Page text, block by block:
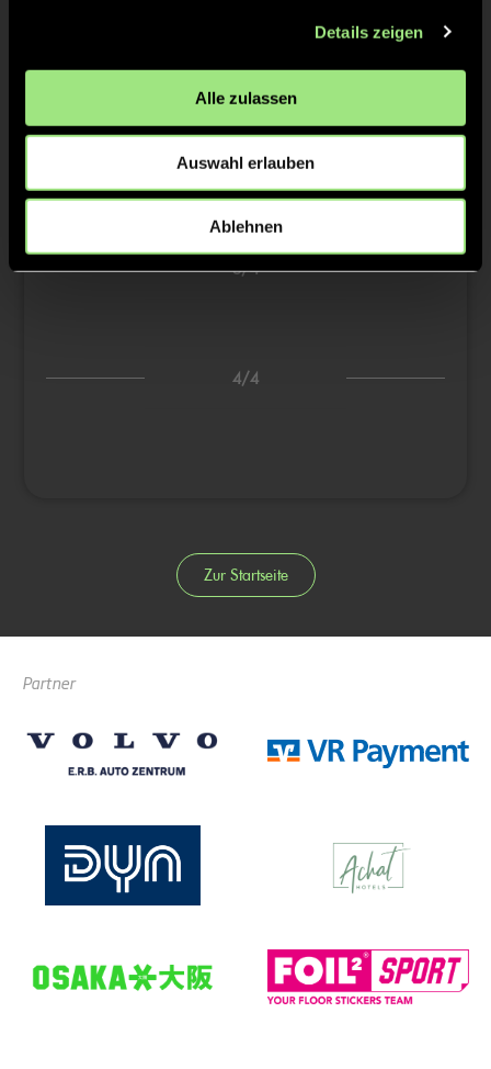
Details zeigen
Alle zulassen
Auswahl erlauben
Ablehnen
2/4
3/4
4/4
Zur Startseite
Partner